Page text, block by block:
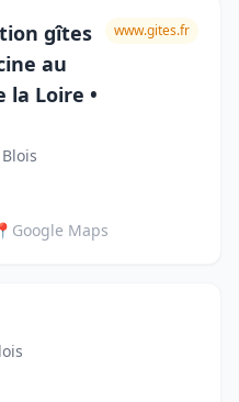
gîtes
au
Loire •
www.gites.fr
📍 Google Maps